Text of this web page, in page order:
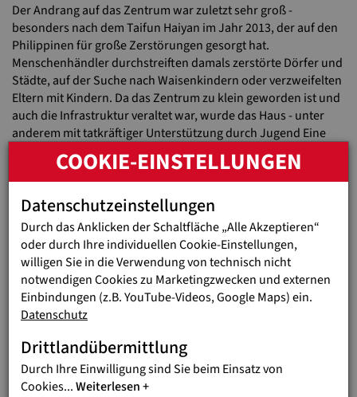
Der Andrang auf das Zentrum war zuletzt sehr groß -
besonders nach dem Taifun Haiyan im Jahr 2013, der auf den
Philippinen für große Zerstörungen gesorgt hat.
Menschenhändler durchstreiften damals zerstörte Dörfer und
Städte, auf der Suche nach Waisenkindern oder verzweifelten
Eltern mit Kindern. Da das Zentrum zu klein geworden ist und
auch die Infrastruktur veraltet war, wurde das Haus - unter
anderem mit tatkräftiger Unterstützung durch Jugend Eine
Welt - großzügig erweitert. Nun können bis zu 100 Mädchen
aufgenommen werden, weitere 500 junge Menschen können
ambulant betreut werden. Um auch die laufenden Kosten für
den Betrieb des Zentrums im Griff zu behalten, sind die Don
Bosco Schwestern auch weiterhin auf Unterstützung
angewiesen.
COOKIE-EINSTELLUNGEN
Datenschutzeinstellungen
Durch das Anklicken der Schaltfläche „Alle Akzeptieren“
oder durch Ihre individuellen Cookie-Einstellungen,
willigen Sie in die Verwendung von technisch nicht
notwendigen Cookies zu Marketingzwecken und externen
Einbindungen (z.B. YouTube-Videos, Google Maps) ein.
Datenschutz
Drittlandübermittlung
Durch Ihre Einwilligung sind Sie beim Einsatz von
Cookies...Weiterlesen